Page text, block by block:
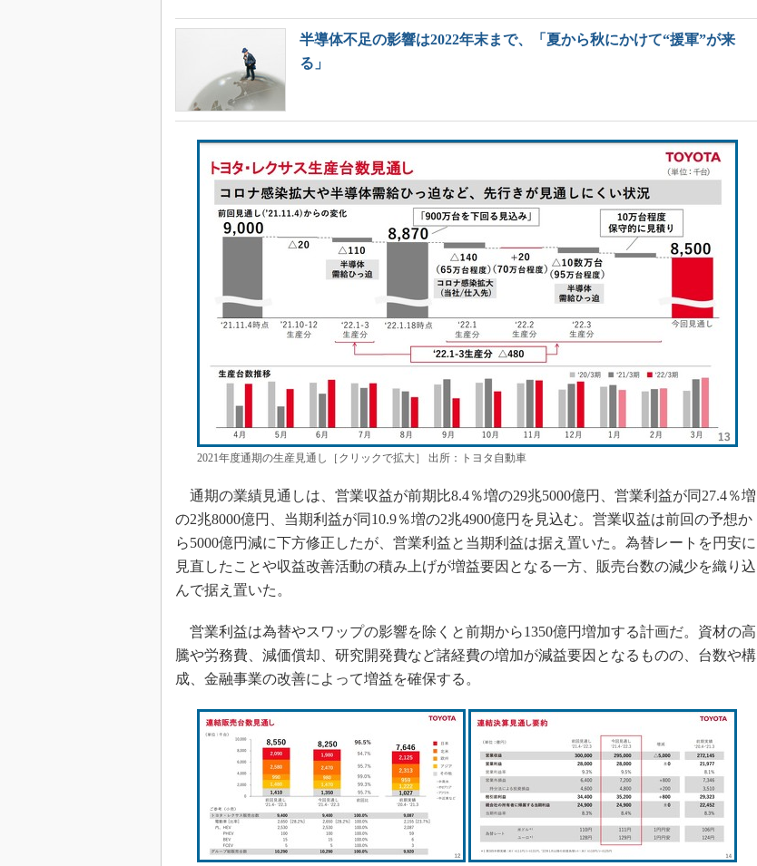
半導体不足の影響は2022年末まで、「夏から秋にかけて“援軍”が来
る」
2021年度通期の生産見通し［クリックで拡大］ 出所：トヨタ自動車
通期の業績見通しは、営業収益が前期比8.4％増の29兆5000億円、営業利益が同27.4％増
の2兆8000億円、当期利益が同10.9％増の2兆4900億円を見込む。営業収益は前回の予想か
ら5000億円減に下方修正したが、営業利益と当期利益は据え置いた。為替レートを円安に
見直したことや収益改善活動の積み上げが増益要因となる一方、販売台数の減少を織り込
んで据え置いた。
営業利益は為替やスワップの影響を除くと前期から1350億円増加する計画だ。資材の高
騰や労務費、減価償却、研究開発費など諸経費の増加が減益要因となるものの、台数や構
成、金融事業の改善によって増益を確保する。